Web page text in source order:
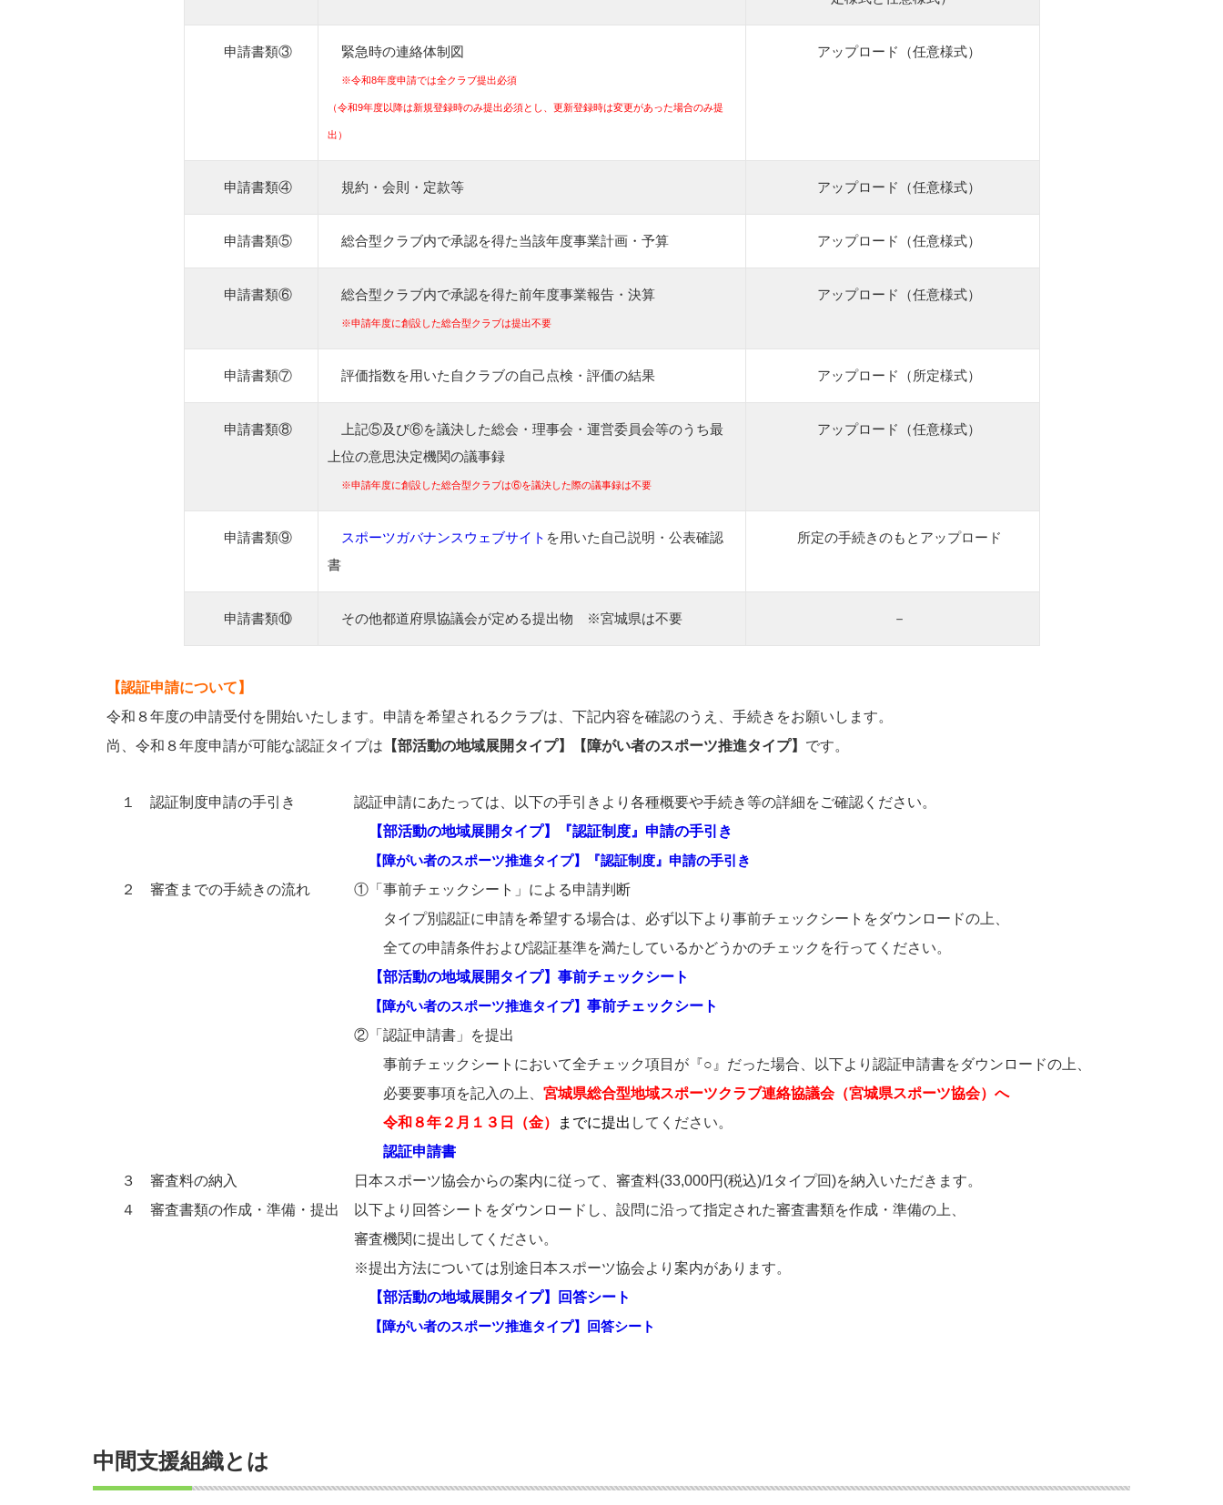
申請書類③ 緊急時の連絡体制図
※令和8年度申請では全クラブ提出必須
（令和9年度以降は新規登録時のみ提出必須とし、更新登録時は変更があった場合のみ提
出）
アップロード（任意様式）
申請書類④ 規約・会則・定款等 アップロード（任意様式）
申請書類⑤ 総合型クラブ内で承認を得た当該年度事業計画・予算 アップロード（任意様式）
申請書類⑥ 総合型クラブ内で承認を得た前年度事業報告・決算
※申請年度に創設した総合型クラブは提出不要
アップロード（任意様式）
申請書類⑦ 評価指数を用いた自クラブの自己点検・評価の結果 アップロード（所定様式）
申請書類⑧
上記⑤及び⑥を議決した総会・理事会・運営委員会等のうち最
上位の意思決定機関の議事録
※申請年度に創設した総合型クラブは⑥を議決した際の議事録は不要
アップロード（任意様式）
申請書類⑨ スポーツガバナンスウェブサイト を用いた自己説明・公表確認
書
所定の手続きのもとアップロード
申請書類⑩ その他都道府県協議会が定める提出物 ※宮城県は不要 －
【認証申請について】
令和８年度の申請受付を開始いたします。申請を希望されるクラブは、下記内容を確認のうえ、手続きをお願いします。
尚、令和８年度申請が可能な認証タイプは 【部活動の地域展開タイプ】【障がい者のスポーツ推進タイプ】 です。
１ 認証制度申請の手引き 認証申請にあたっては、以下の手引きより各種概要や手続き等の詳細をご確認ください。
【部活動の地域展開タイプ】『認証制度』申請の手引き
【障がい者のスポーツ推進タイプ】『認証制度』申請の手引き
２ 審査までの手続きの流れ ①「事前チェックシート」による申請判断
タイプ別認証に申請を希望する場合は、必ず以下より事前チェックシートをダウンロードの上、
全ての申請条件および認証基準を満たしているかどうかのチェックを行ってください。
【部活動の地域展開タイプ】事前チェックシート
【障がい者のスポーツ推進タイプ】 事前チェックシート
②「認証申請書」を提出
事前チェックシートにおいて全チェック項目が『○』だった場合、以下より認証申請書をダウンロードの上、
必要要事項を記入の上、 宮城県総合型地域スポーツクラブ連絡協議会（宮城県スポーツ協会）へ
令和８年２月１３日（金）
までに提出 してください。
認証申請書
３ 審査料の納入 日本スポーツ協会からの案内に従って、審査料(33,000円(税込)/1タイプ回)を納入いただきます。
４ 審査書類の作成・準備・提出 以下より回答シートをダウンロードし、設問に沿って指定された審査書類を作成・準備の上、
審査機関に提出してください。
※提出方法については別途日本スポーツ協会より案内があります。
【部活動の地域展開タイプ】回答シート
【障がい者のスポーツ推進タイプ】回答シート
中間支援組織とは